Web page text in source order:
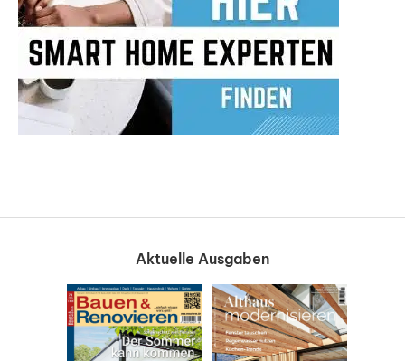
Aktuelle Ausgaben